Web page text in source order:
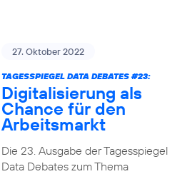
27. Oktober 2022
TAGESSPIEGEL DATA DEBATES #23:
Digitalisierung als
Chance für den
Arbeitsmarkt
Die 23. Ausgabe der Tagesspiegel
Data Debates zum Thema